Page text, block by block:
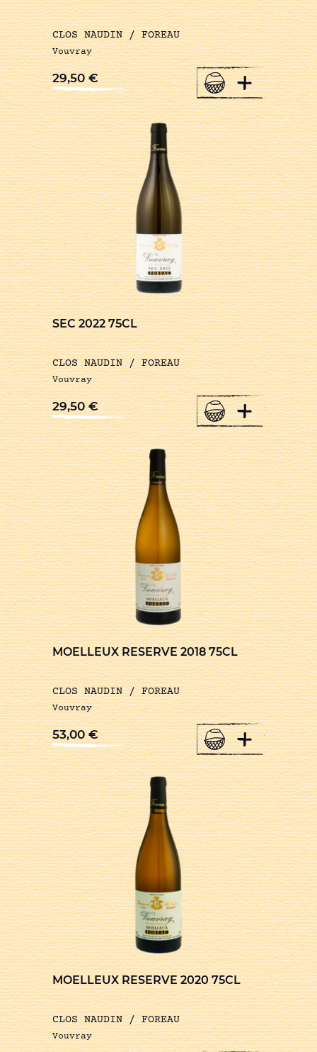
CLOS NAUDIN / FOREAU
Vouvray
29,50€ +
SEC 2022 75CL
CLOS NAUDIN / FOREAU
Vouvray
29,50€ +
MOELLEUX RESERVE 2018 75CL
CLOS NAUDIN / FOREAU
Vouvray
53,00€ +
MOELLEUX RESERVE 2020 75CL
CLOS NAUDIN / FOREAU
Vouvray